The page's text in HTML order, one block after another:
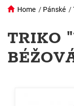
Home / Pánské /
TRIKO